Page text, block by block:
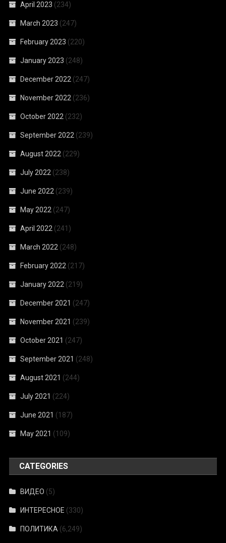
April 2023 (234)
March 2023 (247)
February 2023 (220)
January 2023 (248)
December 2022 (247)
November 2022 (236)
October 2022 (232)
September 2022 (239)
August 2022 (229)
July 2022 (238)
June 2022 (239)
May 2022 (247)
April 2022 (241)
March 2022 (248)
February 2022 (217)
January 2022 (219)
December 2021 (247)
November 2021 (239)
October 2021 (247)
September 2021 (248)
August 2021 (244)
July 2021 (224)
June 2021 (187)
May 2021 (109)
CATEGORIES
ВИДЕО (5)
ИНТЕРЕСНОЕ (330)
ПОЛИТИКА (6,249)